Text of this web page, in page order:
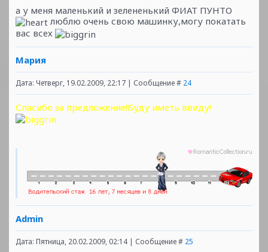
а у меня маленький и зелененький ФИАТ ПУНТО
люблю очень свою машинку,могу покатать
вас всех
Мария
Дата: Четверг, 19.02.2009, 22:17 | Сообщение # 24
Спасибо за предложение!Буду иметь ввиду!
Admin
Дата: Пятница, 20.02.2009, 02:14 | Сообщение # 25